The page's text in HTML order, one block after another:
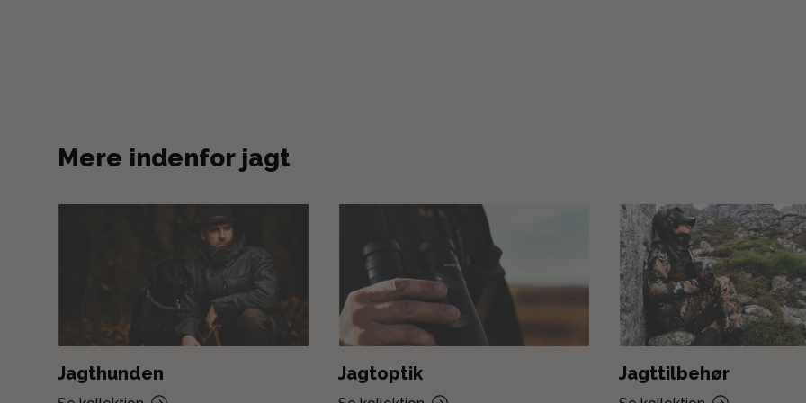
Mere indenfor jagt
Jagthunden Jagtoptik Jagttilbehør